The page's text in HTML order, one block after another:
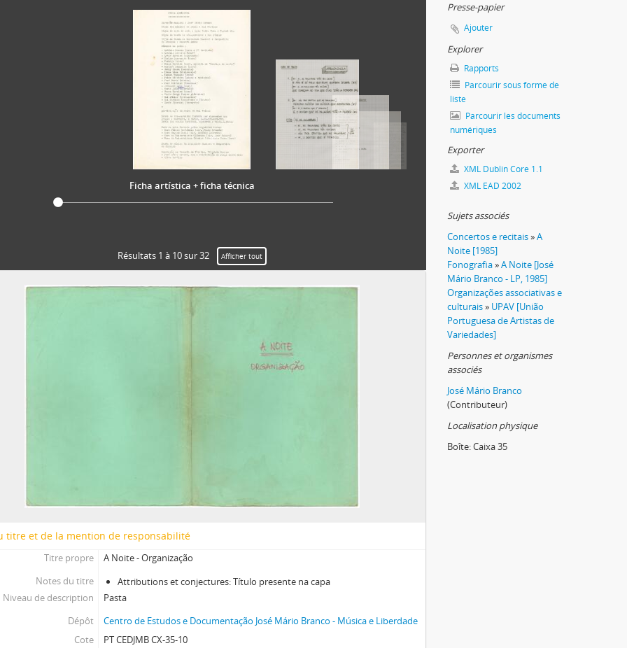
[Pièce] Alinhamento de canções
[Pièce] Guias de ocupação do Angel Studio
[Pièce] Excertos de letras de canções
[Pièce] Indicações para coro de palco
[Pièce] Indicações para coro de palco para a canção "Arrocachula"
[Pièce] Indicações para coro de palco
[Pièce] "A Noite" - Programa
[Pièce] Cifras de string (cordas) da canção "A Noite"
[Pièce] Letra da canção "Arrocachula"
[Pièce] Letra da canção "Moncorvo, torre e gente"
[Pièce] Letra da canção "Cantiga de trabalho"
Ficha artística + ficha técnica
Résultats 1 à 10 sur 32 Afficher tout
titre et de la mention de responsabilité
Titre propre
A Noite - Organização
Notes du titre
Attributions et conjectures: Título presente na capa
Niveau de description
Pasta
Dépôt
Centro de Estudos e Documentação José Mário Branco - Música e Liberdade
Cote
PT CEDJMB CX-35-10
Presse-papier
Ajouter
Explorer
Rapports
Parcourir sous forme de
liste
Parcourir les documents
numériques
Exporter
XML Dublin Core 1.1
XML EAD 2002
Sujets associés
Concertos e recitais»A
Noite [1985]
Fonografia»A Noite [José
Mário Branco - LP, 1985]
Organizações associativas e
culturais» UPAV [União
Portuguesa de Artistas de
Variedades]
Personnes et organismes
associés
José Mário Branco
(Contributeur)
Localisation physique
Boîte:Caixa 35